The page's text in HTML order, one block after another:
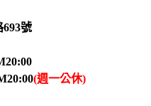
號
(週一公休)